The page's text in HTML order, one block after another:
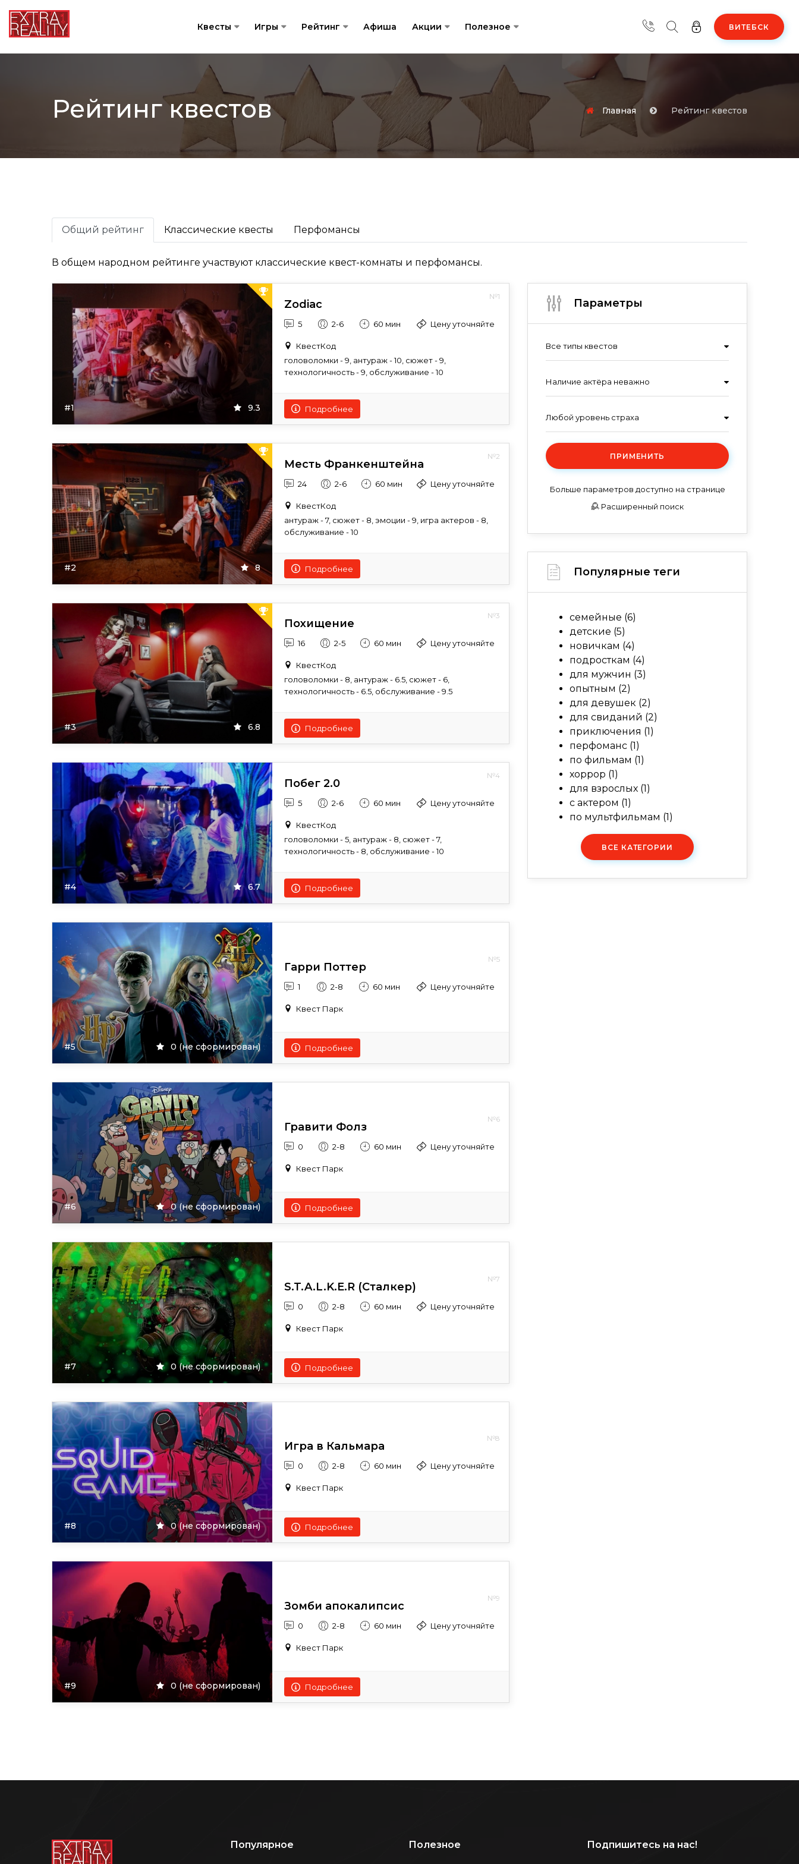
Квесты Игры Рейтинг Афиша Акции Полезное ВИТЕБСК
Рейтинг квестов Главная Рейтинг квестов
Общий рейтинг Классические квесты Перфомансы
В общем народном рейтинге участвуют классические квест-комнаты и перфомансы.
#1 9.3
№1
Zodiac
5 2-6 60 мин Цену уточняйте
КвестКод
головоломки - 9, антураж - 10, сюжет - 9,
технологичность - 9, обслуживание - 10
Подробнее
#2 8
№2
Месть Франкенштейна
24 2-6 60 мин Цену уточняйте
КвестКод
антураж - 7, сюжет - 8, эмоции - 9, игра актеров - 8,
обслуживание - 10
Подробнее
#3 6.8
№3
Похищение
16 2-5 60 мин Цену уточняйте
КвестКод
головоломки - 8, антураж - 6.5, сюжет - 6,
технологичность - 6.5, обслуживание - 9.5
Подробнее
#4 6.7
№4
Побег 2.0
5 2-6 60 мин Цену уточняйте
КвестКод
головоломки - 5, антураж - 8, сюжет - 7,
технологичность - 8, обслуживание - 10
Подробнее
#5 0 (не сформирован)
№5
Гарри Поттер
1 2-8 60 мин Цену уточняйте
Квест Парк
Подробнее
#6 0 (не сформирован)
№6
Гравити Фолз
0 2-8 60 мин Цену уточняйте
Квест Парк
Подробнее
#7 0 (не сформирован)
№7
S.T.A.L.K.E.R (Сталкер)
0 2-8 60 мин Цену уточняйте
Квест Парк
Подробнее
#8 0 (не сформирован)
№8
Игра в Кальмара
0 2-8 60 мин Цену уточняйте
Квест Парк
Подробнее
#9 0 (не сформирован)
№9
Зомби апокалипсис
0 2-8 60 мин Цену уточняйте
Квест Парк
Подробнее
Параметры
Все типы квестов
Наличие актёра неважно
Любой уровень страха
ПРИМЕНИТЬ
Больше параметров доступно на странице
Расширенный поиск
Популярные теги
семейные (6)
детские (5)
новичкам (4)
подросткам (4)
для мужчин (3)
опытным (2)
для девушек (2)
для свиданий (2)
приключения (1)
перфоманс (1)
по фильмам (1)
хоррор (1)
для взрослых (1)
с актером (1)
по мультфильмам (1)
ВСЕ КАТЕГОРИИ
Популярное Полезное Подпишитесь на нас!